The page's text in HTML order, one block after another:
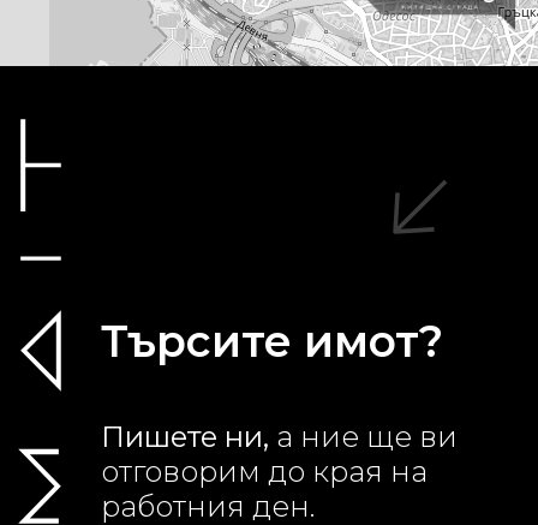
Търсите имот?
Пишете ни, а ние ще ви
отговорим до края на
работния ден.